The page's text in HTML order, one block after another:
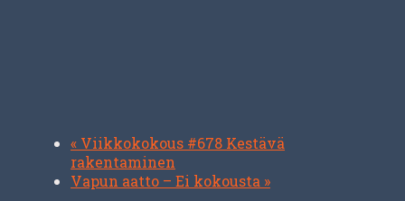
« Viikkokokous #678 Kestävä
rakentaminen
Vapun aatto – Ei kokousta »